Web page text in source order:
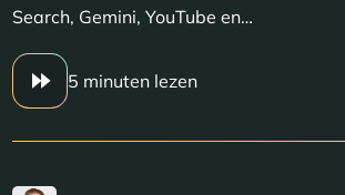
Search, Gemini, YouTube en…
5 minuten lezen